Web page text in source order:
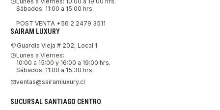
Sábados: 11:00 a 15:00 hrs.
POST VENTA +56 2 2479 3511
SAIRAM LUXURY
Guardia Vieja # 202, Local 1.
Lunes a Viernes:
10:00 a 15:00 y 16:00 a 19:00 hrs.
Sábados: 11:00 a 15:30 hrs.
ventas@sairamluxury.cl
SUCURSAL SANTIAGO CENTRO